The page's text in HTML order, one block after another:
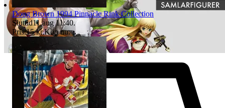
Doug Brown 1994 Pinnacle Rink Collection
Sluttid11 aug 11:40.
Pris:15 kr,Köp nu.